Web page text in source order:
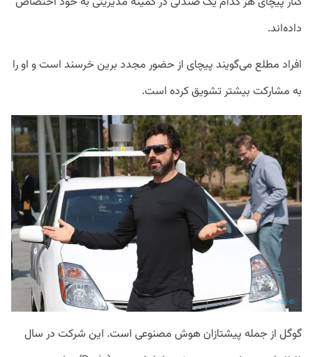
داده‌اند.
افراد مطلع می‌گویند پیچای از حضور مجدد برین خرسند است و او را
به مشارکت بیشتر تشویق کرده است.
گوگل از جمله پیشتازان هوش مصنوعی است. این شرکت در سال